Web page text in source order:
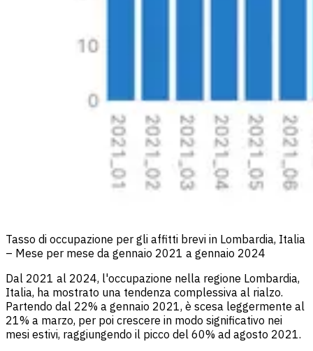
Tasso di occupazione per gli affitti brevi in Lombardia, Italia
– Mese per mese da gennaio 2021 a gennaio 2024
Dal 2021 al 2024, l'occupazione nella regione Lombardia,
Italia, ha mostrato una tendenza complessiva al rialzo.
Partendo dal 22% a gennaio 2021, è scesa leggermente al
21% a marzo, per poi crescere in modo significativo nei
mesi estivi, raggiungendo il picco del 60% ad agosto 2021.